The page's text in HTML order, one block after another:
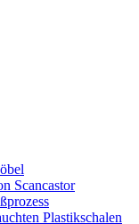
Scancastor
Plastikschalen